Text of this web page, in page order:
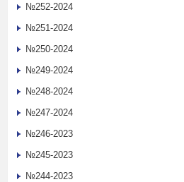
№252-2024
№251-2024
№250-2024
№249-2024
№248-2024
№247-2024
№246-2023
№245-2023
№244-2023